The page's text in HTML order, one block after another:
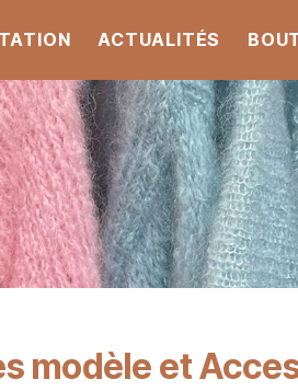
ACTUALITÉS
modèle et